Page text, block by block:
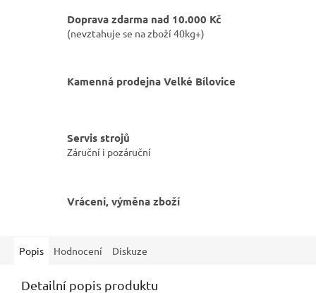
Doprava zdarma nad 10.000 Kč
(nevztahuje se na zboží 40kg+)
Kamenná prodejna Velké Bílovice
Servis strojů
Záruční i pozáruční
Vrácení, výměna zboží
Popis Hodnocení Diskuze
Detailní popis produktu